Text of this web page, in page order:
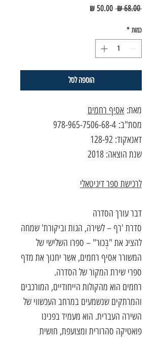
‏68.00 ‏₪
מחיר
כמות *
הוספה לסל
מאת: אסיף רחמים
מסת"ב: 978-965-7506-68-4
דאנאקוד: 128-92
שנת הוצאה: 2018
לרכישת ספר דיגיטאלי
דבר עורך הסדרה
סדרת 'רף – לשירה, הגות וביקורת' שמחה
להציג את "בְּכוּר" – ספרו השלישי של
המשורר אסיף רחמים, אשר יחנוך את מדף
ספרי שירת המקור של הסדרה.
רחמים הוא מהקולות הייחודיים, המורכבים
והמרתקים שנשמעים במרחב העכשווי של
השירה העברית. הוא מעמיד בפנינו
פואטיקה סהרורית ומצועפת, חושית